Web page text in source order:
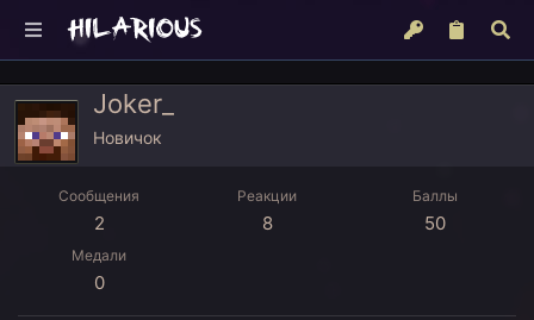
Joker_
Новичок
Сообщения
2
Реакции
8
Баллы
50
Медали
0